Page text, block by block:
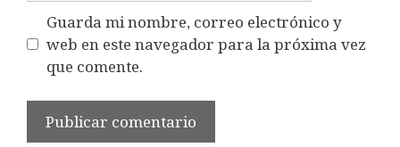
Guarda mi nombre, correo electrónico y
web en este navegador para la próxima vez
que comente.